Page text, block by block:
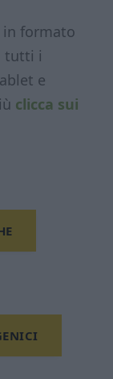
in formato
tutti i
e
clicca sui